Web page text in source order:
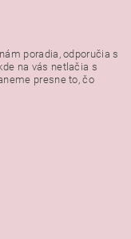
poradia, odporučia s
na vás netlačia s
presne to, čo